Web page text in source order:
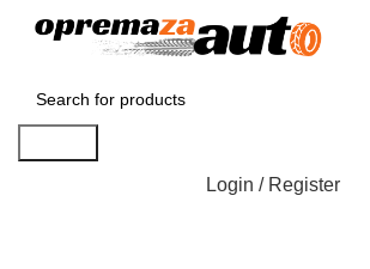
Login / Register